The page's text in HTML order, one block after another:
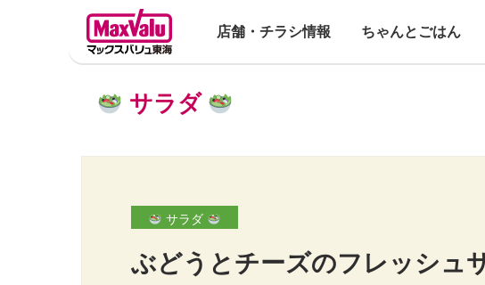
店舗・チラシ情報 ちゃんとごはん
サラダ
サラダ
ぶどうとチーズのフレッシュ